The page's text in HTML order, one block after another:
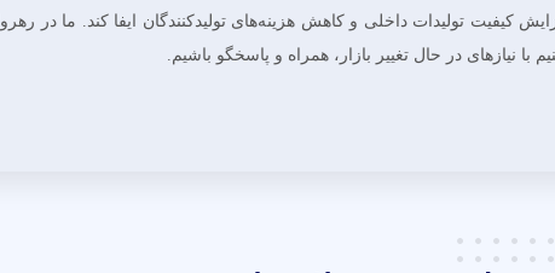
کیفیت تولیدات داخلی و کاهش هزینه‌های تولیدکنندگان ایفا کند. ما در
نیازهای در حال تغییر بازار، همراه و پاسخگو باشیم.